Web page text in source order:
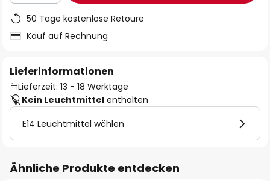
50 Tage kostenlose Retoure
Kauf auf Rechnung
Lieferinformationen
Lieferzeit: 13 - 18 Werktage
Kein Leuchtmittel enthalten
E14 Leuchtmittel wählen
Ähnliche Produkte entdecken